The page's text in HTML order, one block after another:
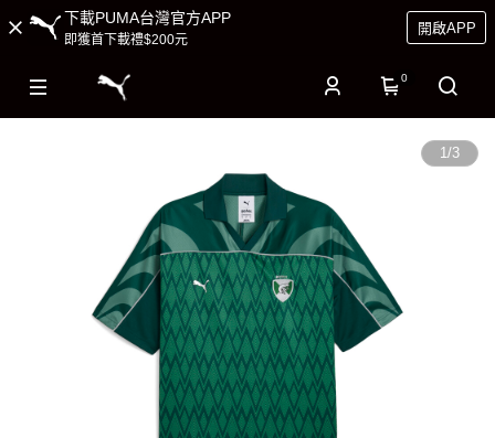
下載PUMA台灣官方APP
即獲首下載禮$200元
開啟APP
0
1/3